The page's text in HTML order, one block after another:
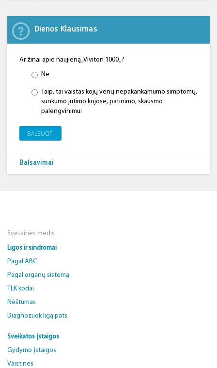
Dienos Klausimas
Ar žinai apie naujieną „Viviton 1000 „?
Ne
Taip, tai vaistas kojų venų nepakankamumo simptomų,
sunkumo jutimo kojose, patinimo, skausmo
palengvinimui
BALSUOTI
Balsavimai
Svetainės medis
Ligos ir sindromai
Pagal ABC
Pagal organų sistemą
TLK kodai
Nėštumas
Diagnozuok ligą pats
Sveikatos įstaigos
Gydymo įstaigos
Vaistinės